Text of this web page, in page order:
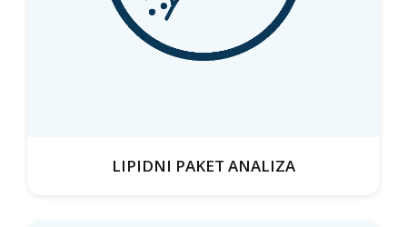
LIPIDNI PAKET ANALIZA